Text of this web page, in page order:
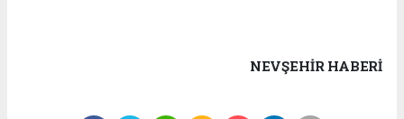
NEVŞEHIR HABERİ